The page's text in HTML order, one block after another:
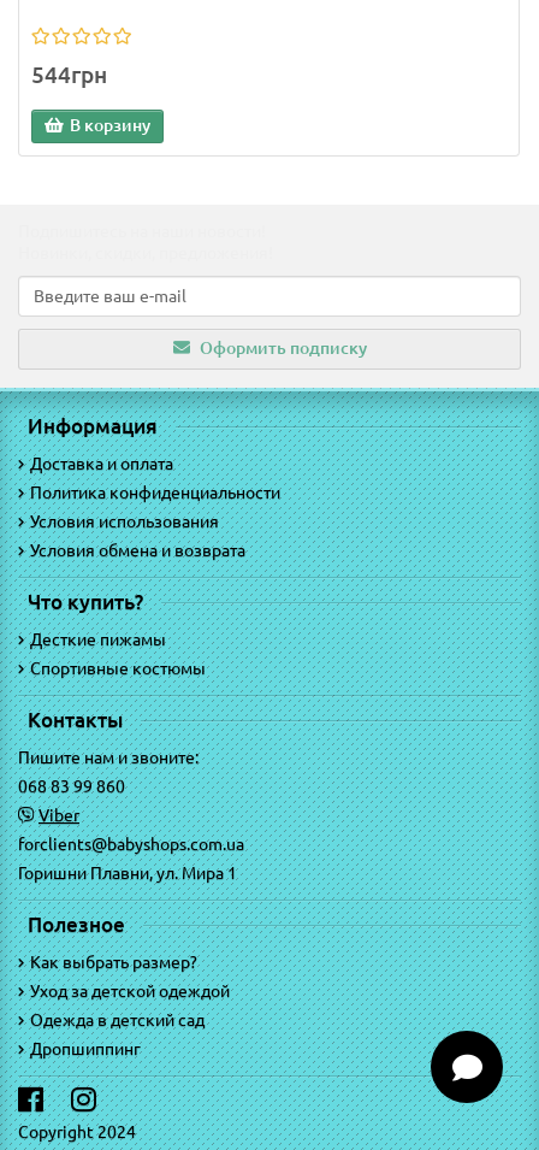
544грн
В корзину
Оформить подписку
Информация
Доставка и оплата
Политика конфиденциальности
Условия использования
Условия обмена и возврата
Что купить?
Десткие пижамы
Спортивные костюмы
Контакты
Пишите нам и звоните:
068 83 99 860
Viber
forclients@babyshops.com.ua
Горишни Плавни, ул. Мира 1
Полезное
Как выбрать размер?
Уход за детской одеждой
Одежда в детский сад
Дропшиппинг
Copyright 2024